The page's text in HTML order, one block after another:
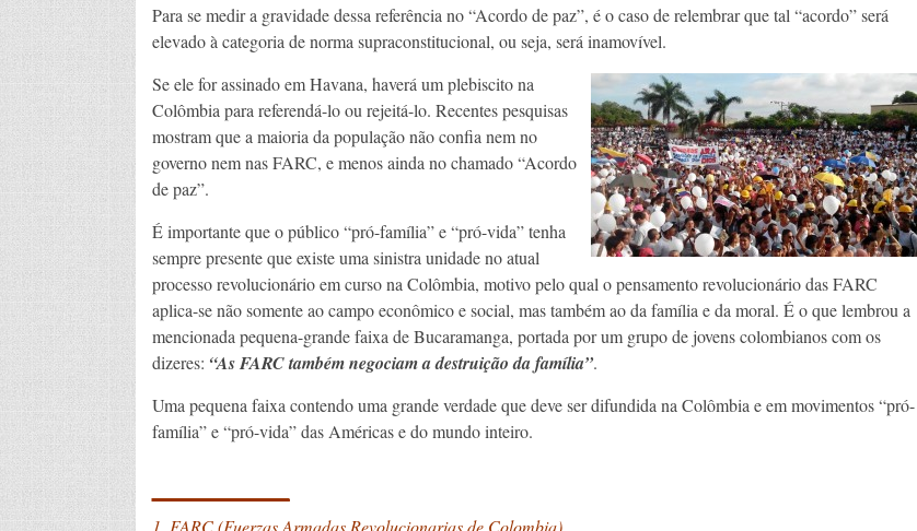
Para se medir a gravidade dessa referência no “Acordo de paz”, é o caso de relembrar que tal “acordo” será
elevado à categoria de norma supraconstitucional, ou seja, será inamovível.
Se ele for assinado em Havana, haverá um plebiscito na
Colômbia para referendá-lo ou rejeitá-lo. Recentes pesquisas
mostram que a maioria da população não confia nem no
governo nem nas FARC, e menos ainda no chamado “Acordo
de paz”.
É importante que o público “pró-família” e “pró-vida” tenha
sempre presente que existe uma sinistra unidade no atual
processo revolucionário em curso na Colômbia, motivo pelo qual o pensamento revolucionário das FARC
aplica-se não somente ao campo econômico e social, mas também ao da família e da moral. É o que lembrou a
mencionada pequena-grande faixa de Bucaramanga, portada por um grupo de jovens colombianos com os
dizeres: “As FARC também negociam a destruição da família”.
Uma pequena faixa contendo uma grande verdade que deve ser difundida na Colômbia e em movimentos “pró-
família” e “pró-vida” das Américas e do mundo inteiro.
1. FARC (Fuerzas Armadas Revolucionarias de Colombia).